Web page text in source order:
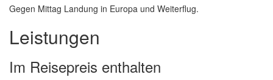
Gegen Mittag Landung in Europa und Weiterflug.
Leistungen
Im Reisepreis enthalten